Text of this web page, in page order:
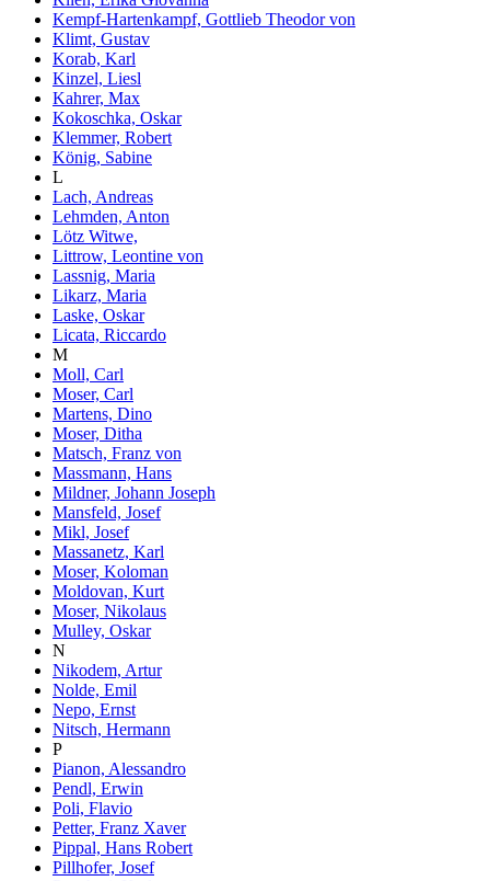
Kempf-Hartenkampf, Gottlieb Theodor von
Klimt, Gustav
Korab, Karl
Kinzel, Liesl
Kahrer, Max
Kokoschka, Oskar
Klemmer, Robert
König, Sabine
L
Lach, Andreas
Lehmden, Anton
Lötz Witwe,
Littrow, Leontine von
Lassnig, Maria
Likarz, Maria
Laske, Oskar
Licata, Riccardo
M
Moll, Carl
Moser, Carl
Martens, Dino
Moser, Ditha
Matsch, Franz von
Massmann, Hans
Mildner, Johann Joseph
Mansfeld, Josef
Mikl, Josef
Massanetz, Karl
Moser, Koloman
Moldovan, Kurt
Moser, Nikolaus
Mulley, Oskar
N
Nikodem, Artur
Nolde, Emil
Nepo, Ernst
Nitsch, Hermann
P
Pianon, Alessandro
Pendl, Erwin
Poli, Flavio
Petter, Franz Xaver
Pippal, Hans Robert
Pillhofer, Josef